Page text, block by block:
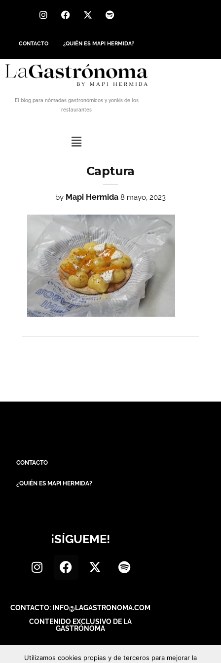
CONTACTO ¿QUIÉN ES MAPI HERMIDA?
El blog para nómadas gastronómicos y yonkis de los
restaurantes
Captura
by Mapi Hermida 8 mayo, 2023
CONTACTO
¿QUIÉN ES MAPI HERMIDA?
¡SÍGUEME!
CONTACTO: INFO@LAGASTRONOMA.COM
CONTENIDO EXCLUSIVO DE LA
GASTRÓNOMA
Utilizamos cookies propias y de terceros para mejorar la